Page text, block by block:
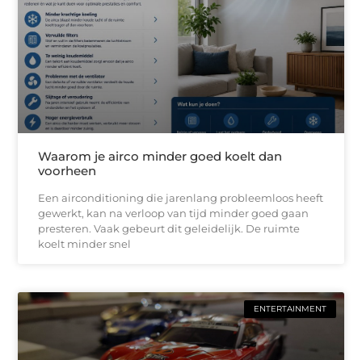
Waarom je airco minder goed koelt dan
voorheen
Een airconditioning die jarenlang probleemloos heeft
gewerkt, kan na verloop van tijd minder goed gaan
presteren. Vaak gebeurt dit geleidelijk. De ruimte
koelt minder snel
ENTERTAINMENT